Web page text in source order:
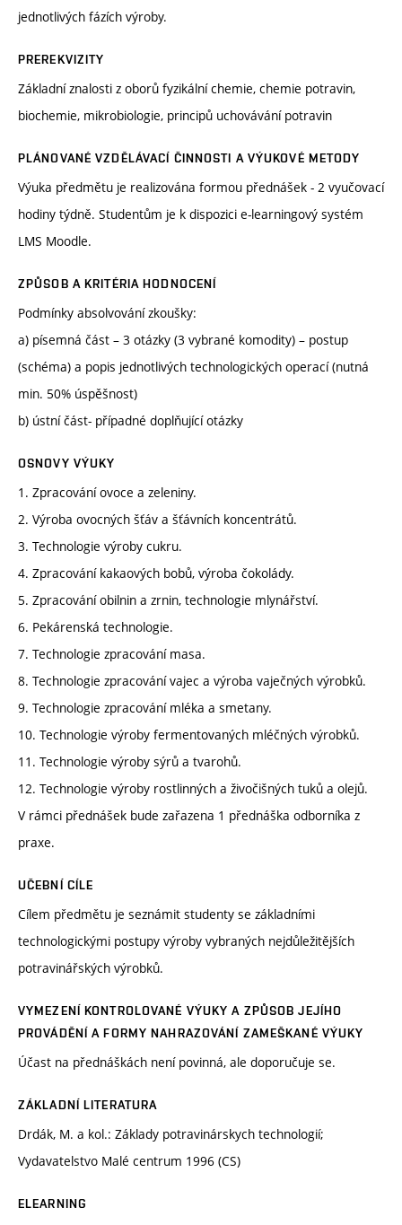
jednotlivých fázích výroby.
PREREKVIZITY
Základní znalosti z oborů fyzikální chemie, chemie potravin,
biochemie, mikrobiologie, principů uchovávání potravin
PLÁNOVANÉ VZDĚLÁVACÍ ČINNOSTI A VÝUKOVÉ METODY
Výuka předmětu je realizována formou přednášek - 2 vyučovací
hodiny týdně. Studentům je k dispozici e-learningový systém
LMS Moodle.
ZPŮSOB A KRITÉRIA HODNOCENÍ
Podmínky absolvování zkoušky:
a) písemná část – 3 otázky (3 vybrané komodity) – postup
(schéma) a popis jednotlivých technologických operací (nutná
min. 50% úspěšnost)
b) ústní část- případné doplňující otázky
OSNOVY VÝUKY
1. Zpracování ovoce a zeleniny.
2. Výroba ovocných šťáv a šťávních koncentrátů.
3. Technologie výroby cukru.
4. Zpracování kakaových bobů, výroba čokolády.
5. Zpracování obilnin a zrnin, technologie mlynářství.
6. Pekárenská technologie.
7. Technologie zpracování masa.
8. Technologie zpracování vajec a výroba vaječných výrobků.
9. Technologie zpracování mléka a smetany.
10. Technologie výroby fermentovaných mléčných výrobků.
11. Technologie výroby sýrů a tvarohů.
12. Technologie výroby rostlinných a živočišných tuků a olejů.
V rámci přednášek bude zařazena 1 přednáška odborníka z
praxe.
UČEBNÍ CÍLE
Cílem předmětu je seznámit studenty se základními
technologickými postupy výroby vybraných nejdůležitějších
potravinářských výrobků.
VYMEZENÍ KONTROLOVANÉ VÝUKY A ZPŮSOB JEJÍHO
PROVÁDĚNÍ A FORMY NAHRAZOVÁNÍ ZAMEŠKANÉ VÝUKY
Účast na přednáškách není povinná, ale doporučuje se.
ZÁKLADNÍ LITERATURA
Drdák, M. a kol.: Základy potravinárskych technologií;
Vydavatelstvo Malé centrum 1996 (CS)
ELEARNING